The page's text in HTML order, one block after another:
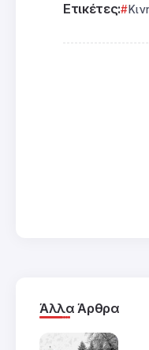
Ετικέτες:
Άλλα Άρθρα